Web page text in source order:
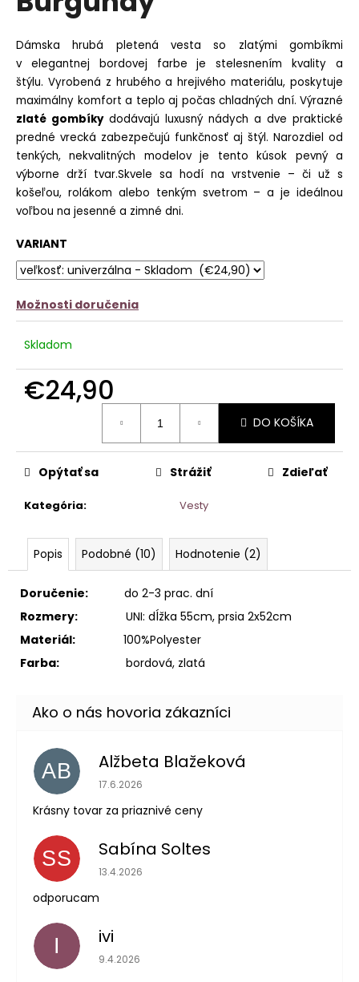
hviezdičiek.
Dámska hrubá pletená vesta so zlatými gombíkmi
v elegantnej bordovej farbe je stelesnením kvality a
štýlu. Vyrobená z hrubého a hrejivého materiálu, poskytuje
maximálny komfort a teplo aj počas chladných dní. Výrazné
zlaté gombíkydodávajú luxusný nádych a dve praktické
predné vrecká zabezpečujú funkčnosť aj štýl. Narozdiel od
tenkých, nekvalitných modelov je tento kúsok pevný a
výborne drží tvar.Skvele sa hodí na vrstvenie – či už s
košeľou, rolákom alebo tenkým svetrom – a je ideálnou
voľbou na jesenné a zimné dni.
VARIANT
Možnosti doručenia
Skladom
€24,90
DO KOŠÍKA
Kategória: Vesty
Opýtať sa Strážiť Zdieľať
Popis Podobné (10) Hodnotenie (2)
Doručenie: do 2-3 prac. dní
Rozmery: UNI: dĺžka 55cm, prsia 2x52cm
Materiál:
100%Polyester
Farba:
bordová, zlatá
AB Alžbeta Blažeková
Hodnotenie obchodu je 5 z 5 hviezdičiek.
17.6.2026
Krásny tovar za priaznivé ceny
SS Sabína Soltes
Hodnotenie obchodu je 5 z 5 hviezdičiek.
13.4.2026
odporucam
I ivi
Hodnotenie obchodu je 5 z 5 hviezdičiek.
9.4.2026
m
e
BIELE
TRIČKO
ICONIC
CLUB
€13,90